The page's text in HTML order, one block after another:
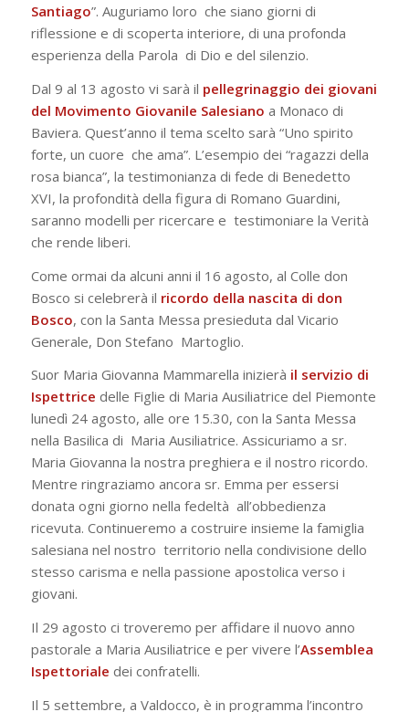
Santiago”. Auguriamo loro che siano giorni di
riflessione e di scoperta interiore, di una profonda
esperienza della Parola di Dio e del silenzio.
Dal 9 al 13 agosto vi sarà il pellegrinaggio dei giovani
del Movimento Giovanile Salesiano a Monaco di
Baviera. Quest’anno il tema scelto sarà “Uno spirito
forte, un cuore che ama”. L’esempio dei “ragazzi della
rosa bianca”, la testimonianza di fede di Benedetto
XVI, la profondità della figura di Romano Guardini,
saranno modelli per ricercare e testimoniare la Verità
che rende liberi.
Come ormai da alcuni anni il 16 agosto, al Colle don
Bosco si celebrerà il ricordo della nascita di don
Bosco, con la Santa Messa presieduta dal Vicario
Generale, Don Stefano Martoglio.
Suor Maria Giovanna Mammarella inizierà il servizio di
Ispettrice delle Figlie di Maria Ausiliatrice del Piemonte
lunedì 24 agosto, alle ore 15.30, con la Santa Messa
nella Basilica di Maria Ausiliatrice. Assicuriamo a sr.
Maria Giovanna la nostra preghiera e il nostro ricordo.
Mentre ringraziamo ancora sr. Emma per essersi
donata ogni giorno nella fedeltà all’obbedienza
ricevuta. Continueremo a costruire insieme la famiglia
salesiana nel nostro territorio nella condivisione dello
stesso carisma e nella passione apostolica verso i
giovani.
Il 29 agosto ci troveremo per affidare il nuovo anno
pastorale a Maria Ausiliatrice e per vivere l’Assemblea
Ispettoriale dei confratelli.
Il 5 settembre, a Valdocco, è in programma l’incontro